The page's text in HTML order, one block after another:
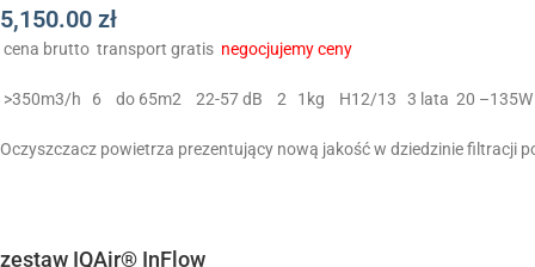
5,150.00 zł
cena brutto transport gratis negocjujemy ceny
>350m3/h 6 do 65m2 22-57 dB 2 1kg H12/13 3 lata 20 –135W
Oczyszczacz powietrza prezentujący nową jakość w dziedzinie filtracji
zestaw IQAir® InFlow